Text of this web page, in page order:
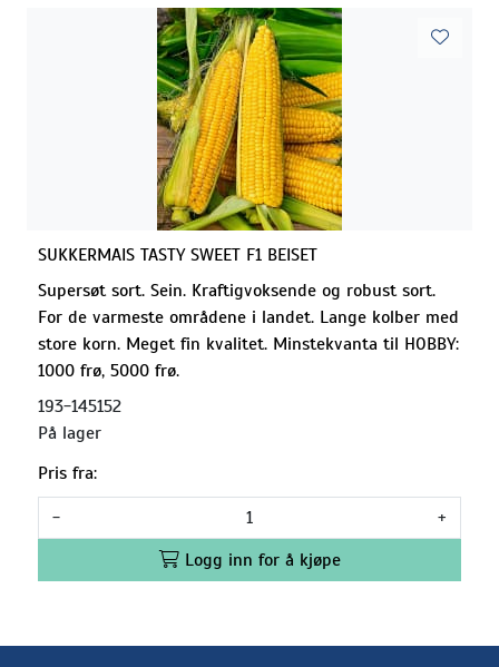
SUKKERMAIS TASTY SWEET F1 BEISET
Supersøt sort. Sein. Kraftigvoksende og robust sort.
For de varmeste områdene i landet. Lange kolber med
store korn. Meget fin kvalitet. Minstekvanta til HOBBY:
1000 frø, 5000 frø.
193-145152
På lager
Pris fra:
-
+
Logg inn for å kjøpe